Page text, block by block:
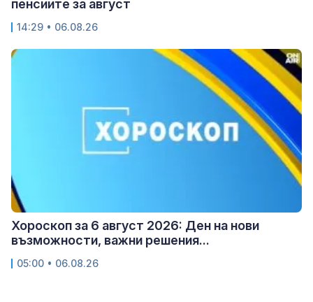
пенсиите за август
14:29 • 06.08.26
Хороскоп за 6 август 2026: Ден на нови
възможности, важни решения...
05:00 • 06.08.26